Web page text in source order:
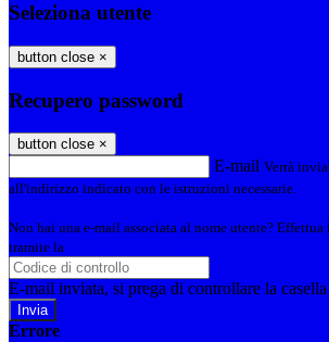
Seleziona utente
button close ×
Recupero password
button close ×
E-mail Verrà
all'indirizzo indicato con le istruzioni necessarie.
Non hai una e-mail associata al nome utente? Effettua
tramite la
E-mail inviata, si prega di controllare la
Errore